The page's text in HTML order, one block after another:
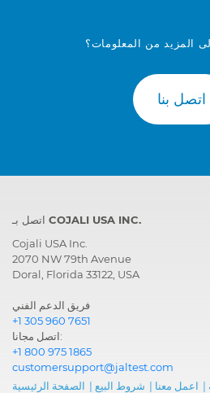
المزيد من المعلومات؟
اتصل بنا
اتصل بـ COJALI USA INC.
Cojali USA Inc.
2070 NW 79th Avenue
Doral, Florida 33122, USA
فريق الدعم الفني
+1 305 960 7651
اتصل مجانا:
+1 800 975 1865
customersupport@jaltest.com
الصفحة الرئيسية | شروط البيع | اعمل معنا |